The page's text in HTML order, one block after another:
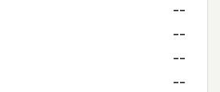
--
--
--
--